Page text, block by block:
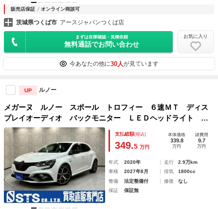
販売店保証 オンライン商談可
茨城県つくば市 アースジャパンつくば店
まずは在庫確認・見積依頼
無料通話でお問い合わせ
お気に入り
今あなたの他に30人が見ています
UP ルノー
メガーヌ ルノー スポール トロフィー ６速ＭＴ ディス
プレイオーディオ バックモニター ＬＥＤヘッドライト フ
ォグ 純正１９インチＡＷ ｂｒｅｍｂｏキャリパー ＲＥＣ
ＡＲＯシート オートクルーズ ドラレコ スマートキー ス
ペアキー ＥＴＣ
支払総額(税込)
349.5 万円
本体価格
339.8
万円
諸費用
9.7
万円
年式 2020年 走行
2.9万km
車検
2027年8月 排気
1800cc
整備
法定整備付 修復
なし
保証
保証無